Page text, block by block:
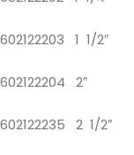
602122203 1 1/2″
602122204 2″
602122235 2 1/2″